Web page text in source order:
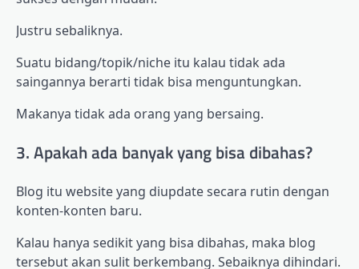
Justru sebaliknya.
Suatu bidang/topik/niche itu kalau tidak ada
saingannya berarti tidak bisa menguntungkan.
Makanya tidak ada orang yang bersaing.
3. Apakah ada banyak yang bisa dibahas?
Blog itu website yang diupdate secara rutin dengan
konten-konten baru.
Kalau hanya sedikit yang bisa dibahas, maka blog
tersebut akan sulit berkembang. Sebaiknya dihindari.